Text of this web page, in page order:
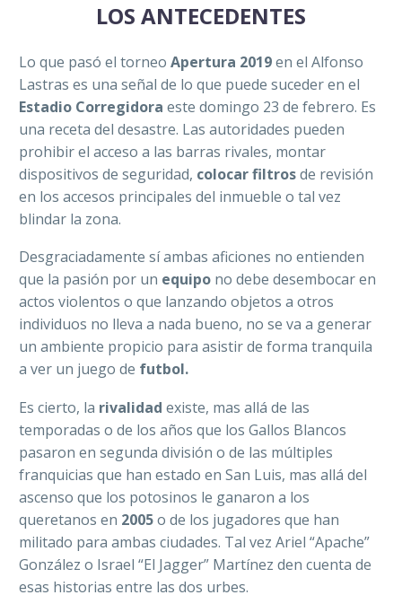
LOS ANTECEDENTES
Lo que pasó el torneo Apertura 2019en el Alfonso
Lastras es una señal de lo que puede suceder en el
Estadio Corregidora este domingo 23 de febrero. Es
una receta del desastre. Las autoridades pueden
prohibir el acceso a las barras rivales, montar
dispositivos de seguridad, colocar filtrosde revisión
en los accesos principales del inmueble o tal vez
blindar la zona.
Desgraciadamente sí ambas aficiones no entienden
que la pasión por un equipo no debe desembocar en
actos violentos o que lanzando objetos a otros
individuos no lleva a nada bueno, no se va a generar
un ambiente propicio para asistir de forma tranquila
a ver un juego de futbol.
Es cierto, la rivalidad existe, mas allá de las
temporadas o de los años que los Gallos Blancos
pasaron en segunda división o de las múltiples
franquicias que han estado en San Luis, mas allá del
ascenso que los potosinos le ganaron a los
queretanos en 2005o de los jugadores que han
militado para ambas ciudades. Tal vez Ariel “Apache”
González o Israel “El Jagger” Martínez den cuenta de
esas historias entre las dos urbes.